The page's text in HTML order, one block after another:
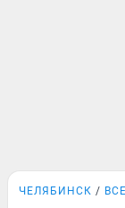
ЧЕЛЯБИНСК